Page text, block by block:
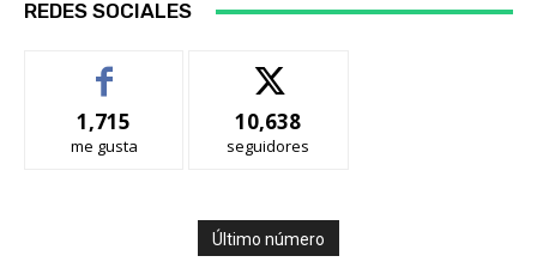
REDES SOCIALES
1,715
me gusta
10,638
seguidores
Último número